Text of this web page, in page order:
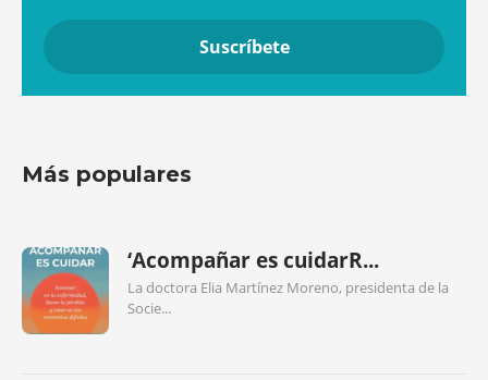
Más populares
‘Acompañar es cuidarR...
La doctora Elia Martínez Moreno, presidenta de la
Socie...